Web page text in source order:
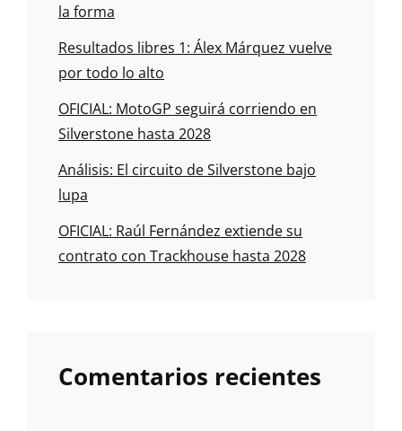
la forma
Resultados libres 1: Álex Márquez vuelve
por todo lo alto
OFICIAL: MotoGP seguirá corriendo en
Silverstone hasta 2028
Análisis: El circuito de Silverstone bajo
lupa
OFICIAL: Raúl Fernández extiende su
contrato con Trackhouse hasta 2028
Comentarios recientes